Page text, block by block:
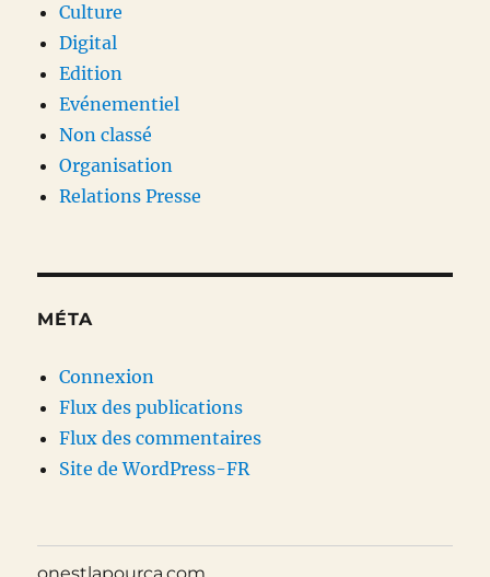
Culture
Digital
Edition
Evénementiel
Non classé
Organisation
Relations Presse
MÉTA
Connexion
Flux des publications
Flux des commentaires
Site de WordPress-FR